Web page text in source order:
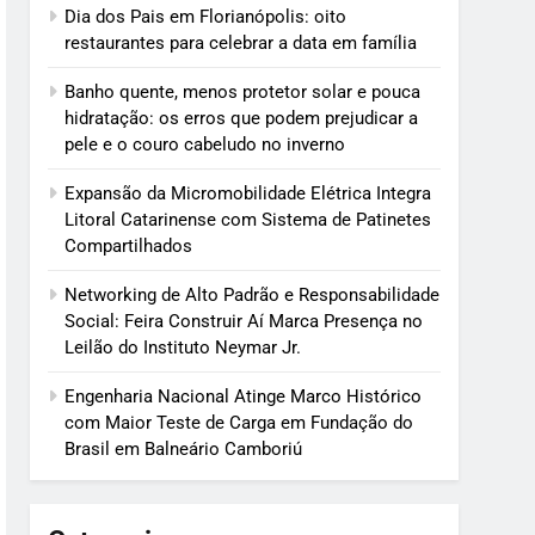
Dia dos Pais em Florianópolis: oito
restaurantes para celebrar a data em família
Banho quente, menos protetor solar e pouca
hidratação: os erros que podem prejudicar a
pele e o couro cabeludo no inverno
Expansão da Micromobilidade Elétrica Integra
Litoral Catarinense com Sistema de Patinetes
Compartilhados
Networking de Alto Padrão e Responsabilidade
Social: Feira Construir Aí Marca Presença no
Leilão do Instituto Neymar Jr.
Engenharia Nacional Atinge Marco Histórico
com Maior Teste de Carga em Fundação do
Brasil em Balneário Camboriú